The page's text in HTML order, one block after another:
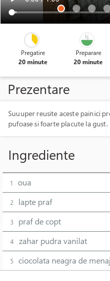
Pregatire
20 minute
Preparare
20 minute
Prezentare
Suuuper reusite aceste painici
pufoase si foarte placute la gust.
Ingrediente
1 oua
2 lapte praf
3 praf de copt
4 zahar pudra vanilat
5 ciocolata neagra de menaj